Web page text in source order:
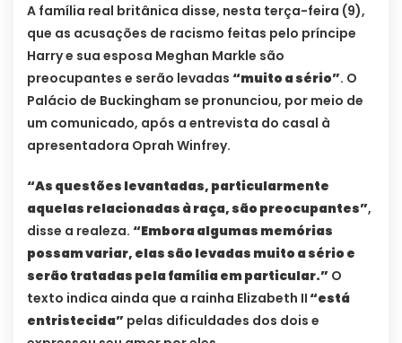
A família real britânica disse, nesta terça-feira (9),
que as acusações de racismo feitas pelo príncipe
Harry e sua esposa Meghan Markle são
preocupantes e serão levadas “muito a sério”. O
Palácio de Buckingham se pronunciou, por meio de
um comunicado, após a entrevista do casal à
apresentadora Oprah Winfrey.
“As questões levantadas, particularmente
aquelas relacionadas à raça, são preocupantes”,
disse a realeza. “Embora algumas memórias
possam variar, elas são levadas muito a sério e
serão tratadas pela família em particular.” O
texto indica ainda que a rainha Elizabeth II “está
entristecida” pelas dificuldades dos dois e